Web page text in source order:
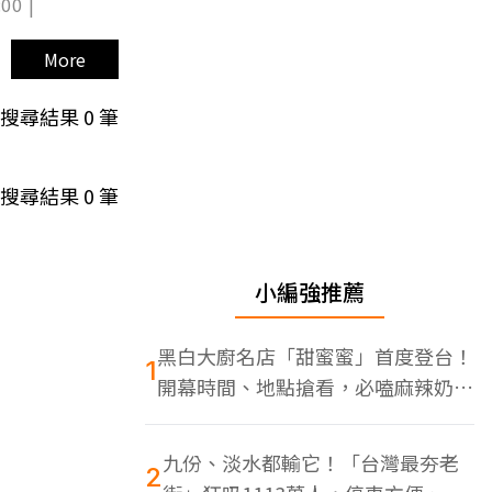
More
搜尋結果0筆
搜尋結果0筆
小編強推薦
1黑白大廚名店「甜蜜蜜」首度登台！
開幕時間、地點搶看，必嗑麻辣奶油
蝦
2九份、淡水都輸它！「台灣最夯老